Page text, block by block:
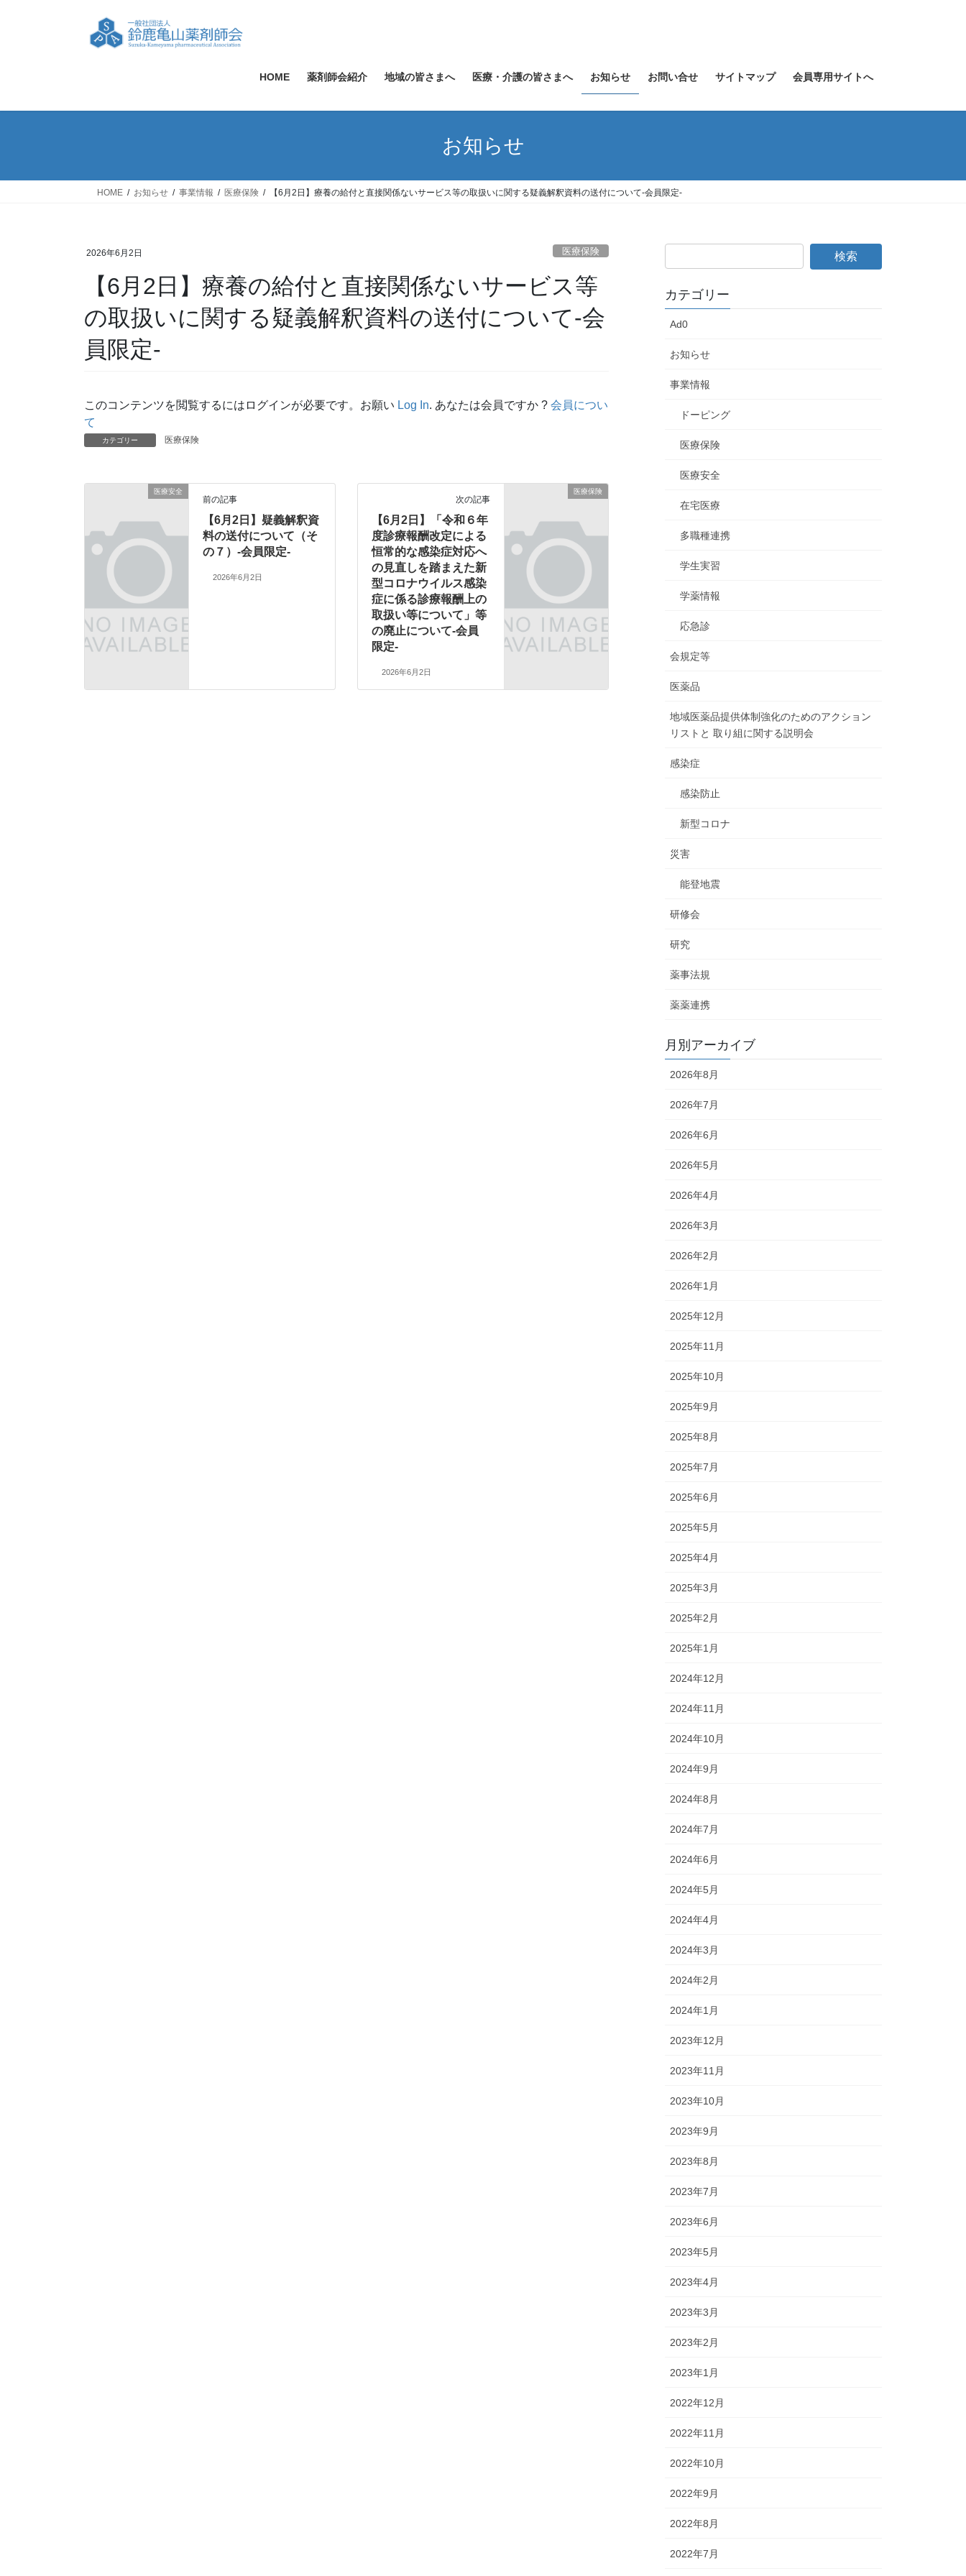
ス
ン
HOME 薬剤師会紹介 地域の皆さまへ 医療・介護の皆さまへ お知らせ お問い合せ サイトマップ 会員専用サイトへ
お知らせ
HOME お知らせ 事業情報 医療保険 【6月2日】療養の給付と直接関係ないサービス等の取扱いに関する疑義解釈資料の送付について-会員限定-
2026年6月2日 医療保険
【6月2日】療養の給付と直接関係ないサービス等
の取扱いに関する疑義解釈資料の送付について-会
員限定-
このコンテンツを閲覧するにはログインが必要です。お願い Log In. あなたは会員ですか ? 会員につい
て
カテゴリー 医療保険
医療安全
前の記事
【6月2日】疑義解釈資
料の送付について（そ
の７）-会員限定-
2026年6月2日
医療保険
次の記事
【6月2日】「令和６年
度診療報酬改定による
恒常的な感染症対応へ
の見直しを踏まえた新
型コロナウイルス感染
症に係る診療報酬上の
取扱い等について」等
の廃止について-会員
限定-
2026年6月2日
カテゴリー
Ad0
お知らせ
事業情報
ドーピング
医療保険
医療安全
在宅医療
多職種連携
学生実習
学薬情報
応急診
会規定等
医薬品
地域医薬品提供体制強化のためのアクション
リストと 取り組に関する説明会
感染症
感染防止
新型コロナ
災害
能登地震
研修会
研究
薬事法規
薬薬連携
月別アーカイブ
2026年8月
2026年7月
2026年6月
2026年5月
2026年4月
2026年3月
2026年2月
2026年1月
2025年12月
2025年11月
2025年10月
2025年9月
2025年8月
2025年7月
2025年6月
2025年5月
2025年4月
2025年3月
2025年2月
2025年1月
2024年12月
2024年11月
2024年10月
2024年9月
2024年8月
2024年7月
2024年6月
2024年5月
2024年4月
2024年3月
2024年2月
2024年1月
2023年12月
2023年11月
2023年10月
2023年9月
2023年8月
2023年7月
2023年6月
2023年5月
2023年4月
2023年3月
2023年2月
2023年1月
2022年12月
2022年11月
2022年10月
2022年9月
2022年8月
2022年7月